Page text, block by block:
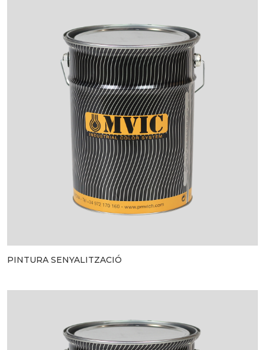
PINTURA SENYALITZACIÓ